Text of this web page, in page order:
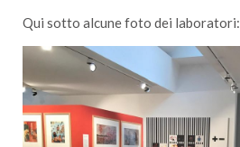
Qui sotto alcune foto dei laboratori: